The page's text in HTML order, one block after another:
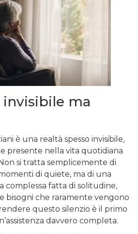
invisibile ma
è una realtà spesso invisibile,
presente nella vita quotidiana
si tratta semplicemente di
di quiete, ma di una
complessa fatta di solitudine,
bisogni che raramente vengono
questo silenzio è il primo
davvero completa.